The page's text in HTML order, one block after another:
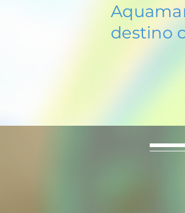
destino